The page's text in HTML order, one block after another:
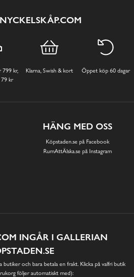
799 kr,
79 kr
Klarna, Swish & kort Öppet köp 60 dagar
HÄNG MED OSS
Köpstaden.se på Facebook
RumAttÄlska.se på Instagram
INGÅR I GALLERIAN
butiker och bara betala en frakt. Klicka på valfri butik
följer automatiskt med):